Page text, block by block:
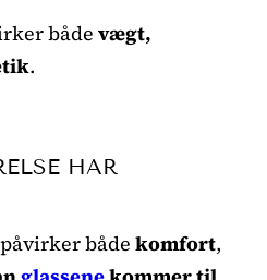
både vægt,
.
HAR
bådekomfort,